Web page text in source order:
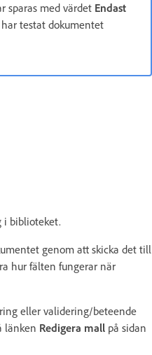
sparas med värdet Endast
testat dokumentet
i biblioteket.
genom att skicka det till
hur fälten fungerar när
eller validering/beteende
länken Redigera mall på sidan